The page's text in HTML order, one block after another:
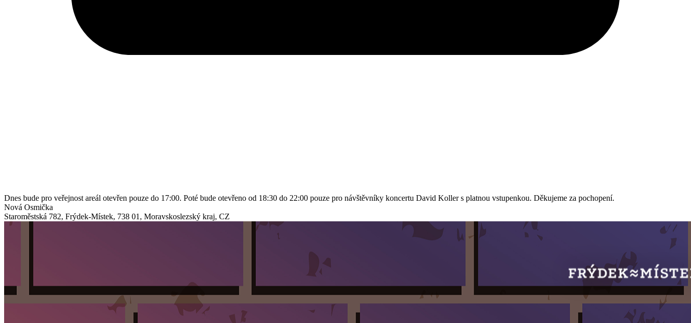
Dnes bude pro veřejnost areál otevřen pouze do 17:00. Poté bude otevřeno od 18:30 do 22:00 pouze pro návštěvníky koncertu David Koller s platnou vstupenkou. Děkujeme za pochopení.
Nová Osmička
Staroměstská 782, Frýdek-Místek, 738 01 , Moravskoslezský kraj, CZ